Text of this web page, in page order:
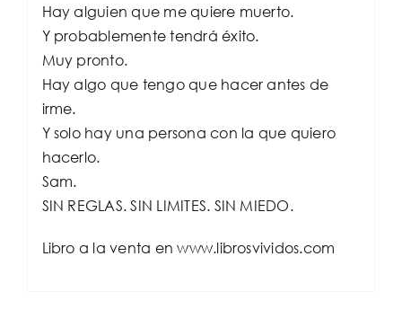
Hay alguien que me quiere muerto.
Y probablemente tendrá éxito.
Muy pronto.
Hay algo que tengo que hacer antes de
irme.
Y solo hay una persona con la que quiero
hacerlo.
Sam.
SIN REGLAS. SIN LIMITES. SIN MIEDO.
Libro a la venta en www.librosvividos.com